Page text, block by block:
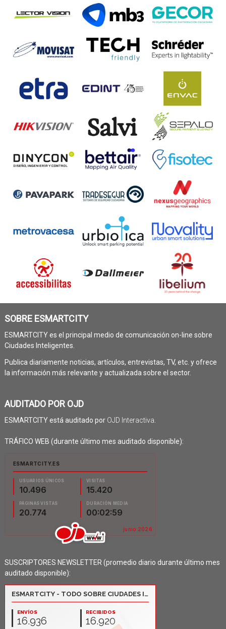
SOBRE ESMARTCITY
ESMARTCITY es el principal medio de comunicación on-line sobre
Ciudades Inteligentes.
Publica diariamente noticias, artículos, entrevistas, TV, etc. y ofrece
la información más relevante y actualizada sobre el sector.
AUDITADO POR OJD
ESMARTCITY está auditado por OJD Interactiva
TRÁFICO WEB (durante último mes auditado disponible):
SUSCRIPTORES NEWSLETTER (promedio diario durante último mes
auditado disponible):